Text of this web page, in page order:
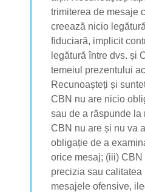
trimiterea de mesaje
creează nicio
fiduciară, implicit
legătură între dvs. și
temeiul prezentului
Recunoașteți și
CBN nu are nicio
sau de a răspunde la
CBN nu are și nu va
obligație de a
orice mesaj; (iii) CBN
precizia sau calitatea
mesajele ofensive,